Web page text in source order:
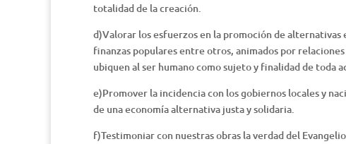
totalidad de la creación.
d)Valorar los esfuerzos en la promoción de
finanzas populares entre otros, animados por
ubiquen al ser humano como sujeto y finalidad de toda
e)Promover la incidencia con los gobiernos locales y
de una economía alternativa justa y solidaria.
f)Testimoniar con nuestras obras la verdad del